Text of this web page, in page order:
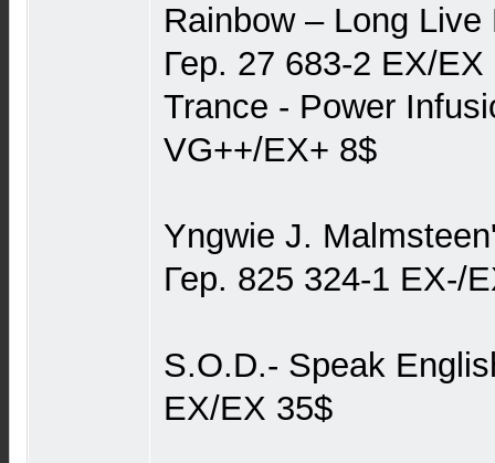
Rainbow ‎– Long
Гер. 27 683-2 EX/EX
Trance - Power
VG++/EX+ 8$
Yngwie J.
Гер. 825 324-1 EX-/
S.O.D.- Speak
EX/EX 35$